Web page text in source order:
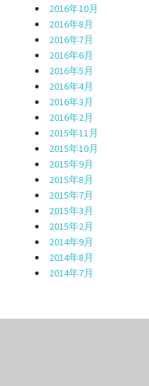
2016年10月
2016年8月
2016年7月
2016年6月
2016年5月
2016年4月
2016年3月
2016年2月
2015年11月
2015年10月
2015年9月
2015年8月
2015年7月
2015年3月
2015年2月
2014年9月
2014年8月
2014年7月